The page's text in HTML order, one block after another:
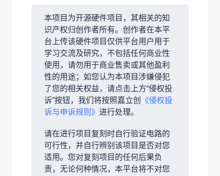
本项目为开源硬件项目，其相关的知
识产权归创作者所有。创作者在本平
台上传该硬件项目仅供平台用户用于
学习交流及研究，不包括任何商业性
使用，请勿用于商业售卖或其他盈利
性的用途；如您认为本项目涉嫌侵犯
了您的相关权益，请点击上方“侵权投
诉”按钮，我们将按照嘉立创
《侵权投
诉与申诉规则》 进行处理。
请在进行项目复刻时自行验证电路的
可行性，并自行辨别该项目是否对您
适用。您对复刻项目的任何后果负
责，无论何种情况，本平台将不对您